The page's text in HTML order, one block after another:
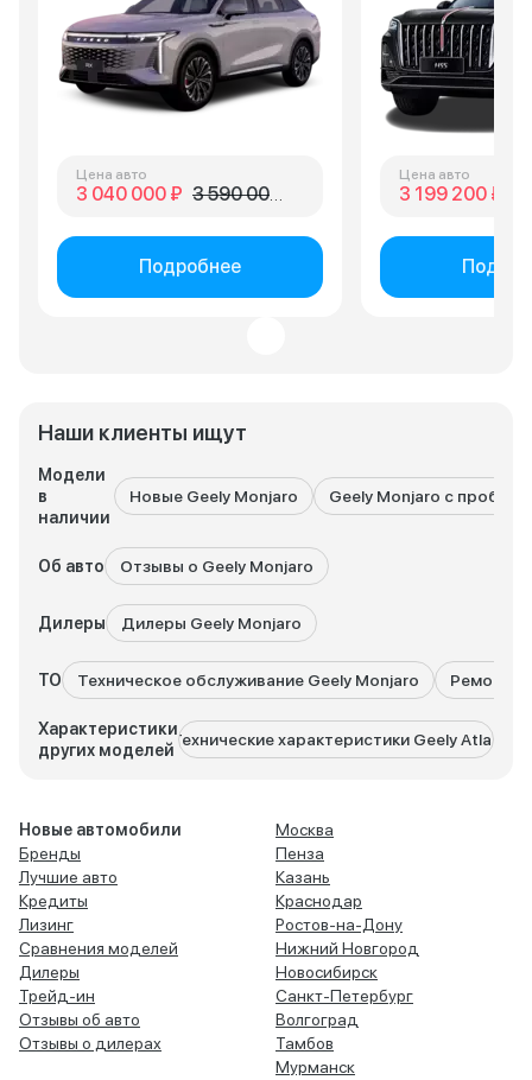
Наши клиенты ищут
Модели
в
наличии
Новые Geely Monjaro Geely Monjaro с
Об авто Отзывы о Geely Monjaro
Дилеры Дилеры Geely Monjaro
ТО Техническое обслуживание Geely Monjaro Ремонт
Характеристики
других моделей
Технические характеристики Geely Atlas
Цена авто
3 040 000 ₽ 3 590 000 ₽
Подробнее
Цена авто
3 199 200 ₽
Новые автомобили
Бренды
Лучшие авто
Кредиты
Лизинг
Сравнения моделей
Дилеры
Трейд-ин
Отзывы об авто
Отзывы о дилерах
Москва
Пенза
Казань
Краснодар
Ростов-на-Дону
Нижний Новгород
Новосибирск
Санкт-Петербург
Волгоград
Тамбов
Мурманск